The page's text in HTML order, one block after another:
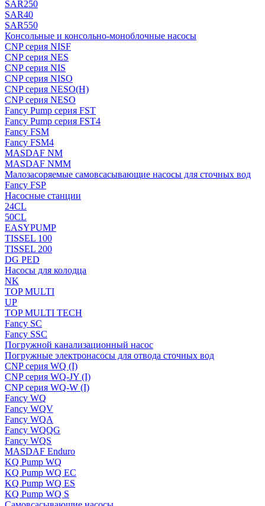
SAR250
SAR40
SAR550
Консольные и консольно-моноблочные насосы
CNP серия NISF
CNP серия NES
CNP серия NIS
CNP серия NISO
CNP серия NESO(H)
CNP серия NESO
Fancy Pump серия FST
Fancy Pump серия FST4
Fancy FSM
Fancy FSM4
MASDAF NM
MASDAF NMM
Малозасоряемые самовсасывающие насосы для сточных вод
Fancy FSP
Насосные станции
24CL
50CL
EASYPUMP
TISSEL 100
TISSEL 200
DG PED
Насосы для колодца
NK
TOP MULTI
UP
TOP MULTI TECH
Fancy SC
Fancy SSC
Погружной канализационный насос
Погружные электронасосы для отвода сточных вод
CNP серия WQ (I)
CNP серия WQ-JY (I)
CNP серия WQ-W (I)
Fancy WQ
Fancy WQV
Fancy WQA
Fancy WQQG
Fancy WQS
MASDAF Enduro
KQ Pump WQ
KQ Pump WQ EC
KQ Pump WQ ES
KQ Pump WQ S